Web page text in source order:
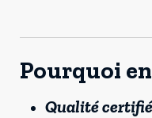
Pourquoi
Qualité